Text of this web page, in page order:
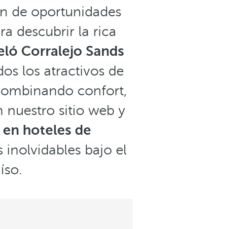
de oportunidades
descubrir la rica
Corralejo Sands
los atractivos de
confort,
nuestro sitio web y
hoteles de
inolvidables bajo el